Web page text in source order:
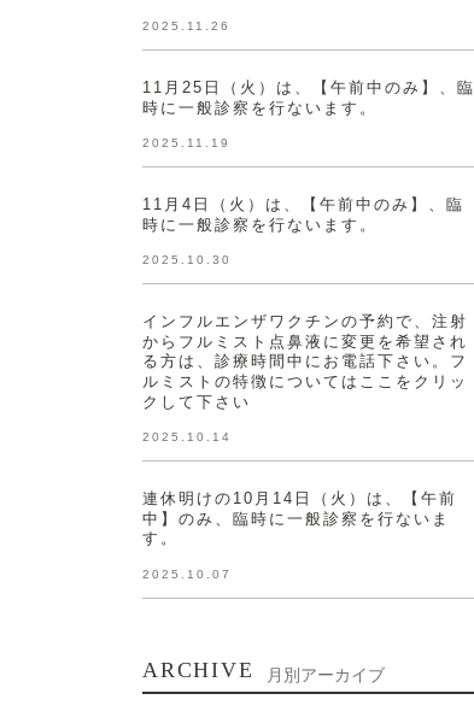
2025.11.26
11月25日（火）は、【午前中のみ】、臨
時に一般診察を行ないます。
2025.11.19
11月4日（火）は、【午前中のみ】、臨
時に一般診察を行ないます。
2025.10.30
インフルエンザワクチンの予約で、注射
からフルミスト点鼻液に変更を希望され
る方は、診療時間中にお電話下さい。フ
ルミストの特徴についてはここをクリッ
クして下さい
2025.10.14
連休明けの10月14日（火）は、【午前
中】のみ、臨時に一般診察を行ないま
す。
2025.10.07
ARCHIVE 月別アーカイブ